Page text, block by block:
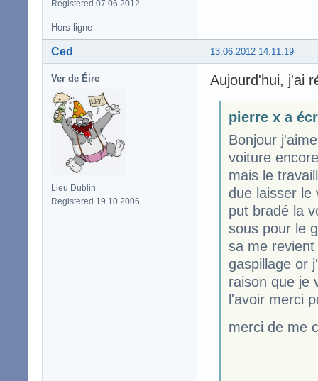
Registered 07.06.2012
Hors ligne
13.06.2012 14:11:19
Ced
Ver de Éire
Lieu Dublin
Registered 19.10.2006
Aujourd'hui, j'ai
pierre x a
Bonjour
voiture
mais le
due laisser le
put bradé la
sous pour le
sa me
gaspillage or
raison que je
l'avoir merci
merci de me